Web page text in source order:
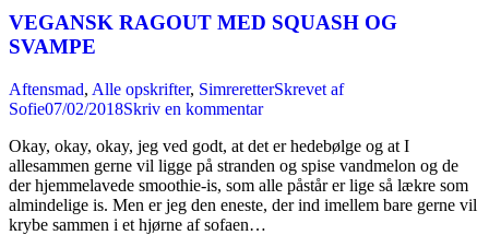
VEGANSK RAGOUT MED SQUASH OG
SVAMPE
Aftensmad, Alle opskrifter, SimreretterSkrevet af
Sofie07/02/2018Skriv en kommentar
Okay, okay, okay, jeg ved godt, at det er hedebølge og at I
allesammen gerne vil ligge på stranden og spise vandmelon og de
der hjemmelavede smoothie-is, som alle påstår er lige så lækre som
almindelige is. Men er jeg den eneste, der ind imellem bare gerne vil
krybe sammen i et hjørne af sofaen…